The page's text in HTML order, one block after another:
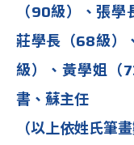
（90級）、張
莊學長（68級）
級）、黃學姐（
書、蘇主任
（以上依姓氏筆